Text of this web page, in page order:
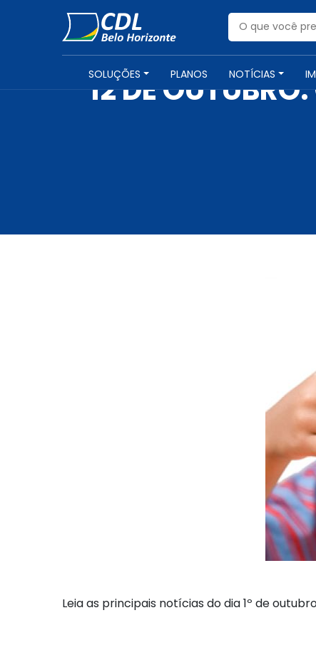
SOLUÇÕES PLANOS NOTÍCIAS
12 DE
Leia as principais notícias do dia 1º de